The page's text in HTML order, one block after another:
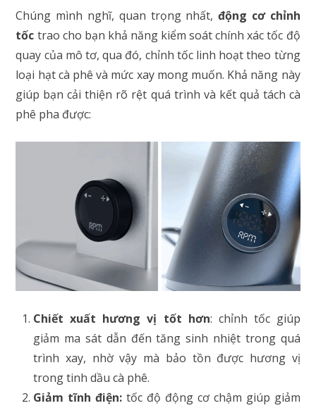
Chúng mình nghĩ, quan trọng nhất,động cơ chỉnh
tốc trao cho bạn khả năng kiểm soát chính xác tốc độ
quay của mô tơ, qua đó, chỉnh tốc linh hoạt theo từng
loại hạt cà phê và mức xay mong muốn. Khả năng này
giúp bạn cải thiện rõ rệt quá trình và kết quả tách cà
phê pha được:
Chiết xuất hương vị tốt hơn: chỉnh tốc giúp
giảm ma sát dẫn đến tăng sinh nhiệt trong quá
trình xay, nhờ vậy mà bảo tồn được hương vị
trong tinh dầu cà phê.
Giảm tĩnh điện:tốc độ động cơ chậm giúp giảm